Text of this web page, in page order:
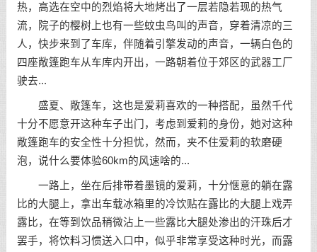
热，高选在空中的烈焰将大地烤出了一层若隐若现的热气
流，院子的樱树上也有一些蚊虫鸟叫的声音，穿着清凉的三
人，快步来到了车库，伴随着引擎发动的声音，一辆白色的
四座敞篷跑车从车库内开出，一路朝着位于郊区的武器工厂
驶去...
盛夏、敞篷车，这也是爱莉喜欢的一种搭配，虽然千代
十分不愿意开这种车子出门，考虑到爱莉的身份，她对这种
敞篷跑车的安全性十分担忧，然而，夹不住爱莉的软磨硬
泡，说什么要体验60km的风速啥的...
一路上，坐在后排带着墨镜的爱莉，十分惬意的躺在露
比的大腿上，拿出车载冰箱里的冷饮贴在露比的大腿上戏弄
露比，在等到饮品稍微沾上一些露比大腿处渗出的汗珠后才
罢手，将饮料习惯送入口中，似乎非常享受这种时光，而露